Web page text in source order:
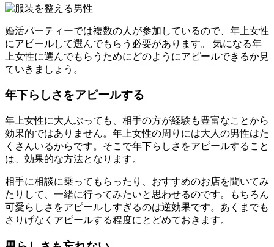
婚活パーティーでは複数の人が参加しているので、年上女性
にアピールして選んでもらう必要があります。 気になる年
上女性に選んでもらうためにどのようにアピールできるか見
ていきましょう。
年下らしさをアピールする
年上女性に大人ぶっても、相手の方が経験も豊富なことから
効果的ではありません。年上女性の周りには大人の男性はた
くさんいるからです。そこで年下らしさをアピールすること
は、効果的な方法となります。
相手に相談に乗ってもらったり、おすすめのお店を聞いてみ
たりして、一緒に行ってみたいと思わせるのです。もちろん
可愛らしさをアピールしすぎるのは逆効果です。あくまでも
さりげなくアピールする程度にとどめておきます。